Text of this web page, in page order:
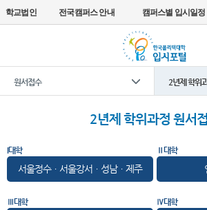
학교법인 전국캠퍼스 안내 캠퍼스별 입시일정
원서접수 2년제 학위
2년제 학위과정 원서
I대학
서울정수ㆍ서울강서ㆍ성남ㆍ제주
Ⅱ대학
Ⅲ대학 Ⅳ대학